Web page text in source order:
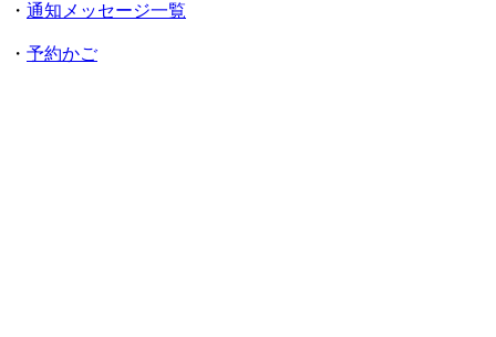
・ 通知メッセージ一覧
・ 予約かご